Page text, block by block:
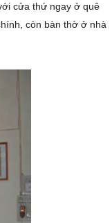
cửa thứ ngay ở quê
còn bàn thờ ở nhà